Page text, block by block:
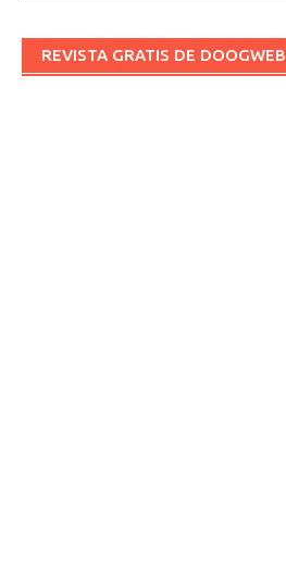
REVISTA GRATIS DE DOOGWEB